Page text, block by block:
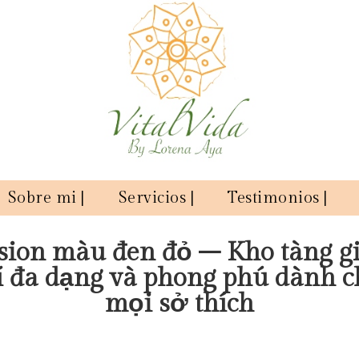
Sobre mi | Servicios | Testimonios |
màu đen đỏ – Kho tàng
đa dạng và phong phú dành
mọi sở thích